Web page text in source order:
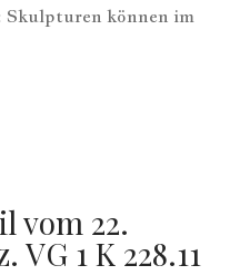
Skulpturen können im
vom 22.
VG 1 K 228.11